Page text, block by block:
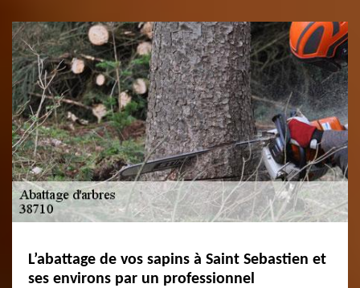
L’abattage de vos sapins à Saint Sebastien et
ses environs par un professionnel